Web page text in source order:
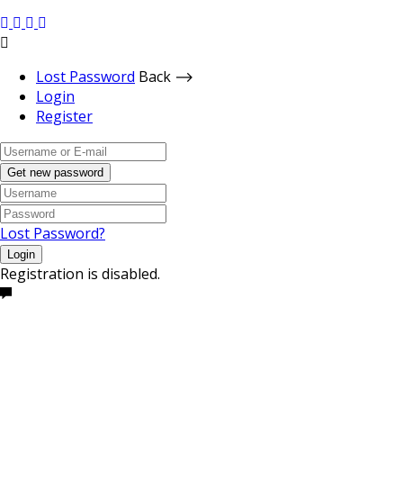
Lost Password Back ⟶
Login
Register
Get new password
Lost Password?
Login
Registration is disabled.